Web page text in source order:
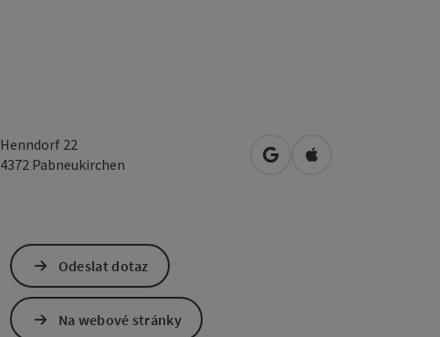
Henndorf 22
4372 Pabneukirchen Otevřít v Mapách Google
Otevřít v Mapách
Odeslat dotaz
Na webové stránky